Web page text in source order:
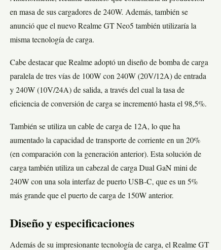
en masa de sus cargadores de 240W. Además, también se
anunció que el nuevo Realme GT Neo5 también utilizaría la
misma tecnología de carga.
Cabe destacar que Realme adoptó un diseño de bomba de carga
paralela de tres vías de 100W con 240W (20V/12A) de entrada
y 240W (10V/24A) de salida, a través del cual la tasa de
eficiencia de conversión de carga se incrementó hasta el 98,5%.
También se utiliza un cable de carga de 12A, lo que ha
aumentado la capacidad de transporte de corriente en un 20%
(en comparación con la generación anterior). Esta solución de
carga también utiliza un cabezal de carga Dual GaN mini de
240W con una sola interfaz de puerto USB-C, que es un 5%
más grande que el puerto de carga de 150W anterior.
Diseño y especificaciones
Además de su impresionante tecnología de carga, el Realme GT